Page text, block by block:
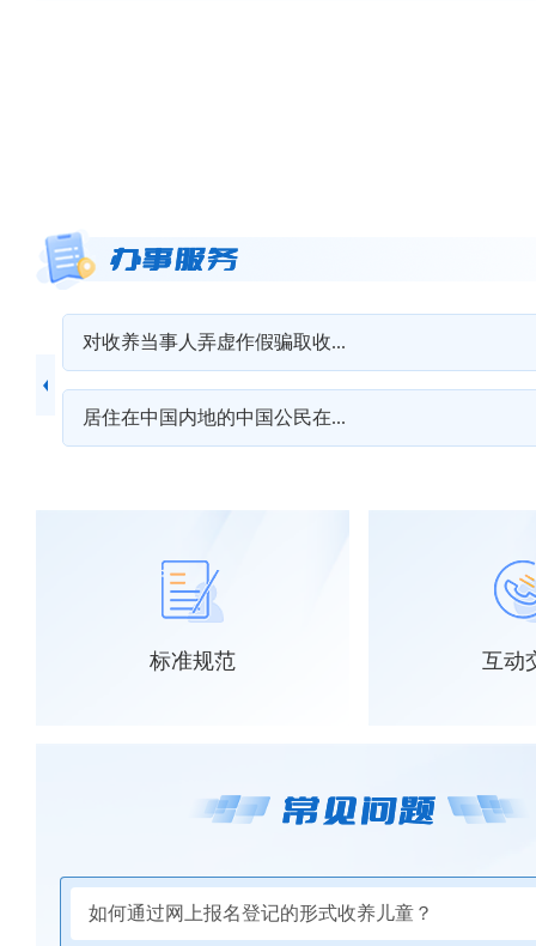
对收养当事人弄虚作假骗取收...
居住在中国内地的中国公民在...
标准规范 互动
如何通过网上报名登记的形式收养儿童？